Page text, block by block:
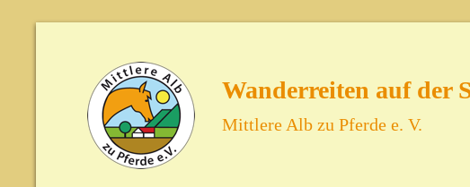
Wanderreiten auf der
Mittlere Alb zu Pferde e. V.